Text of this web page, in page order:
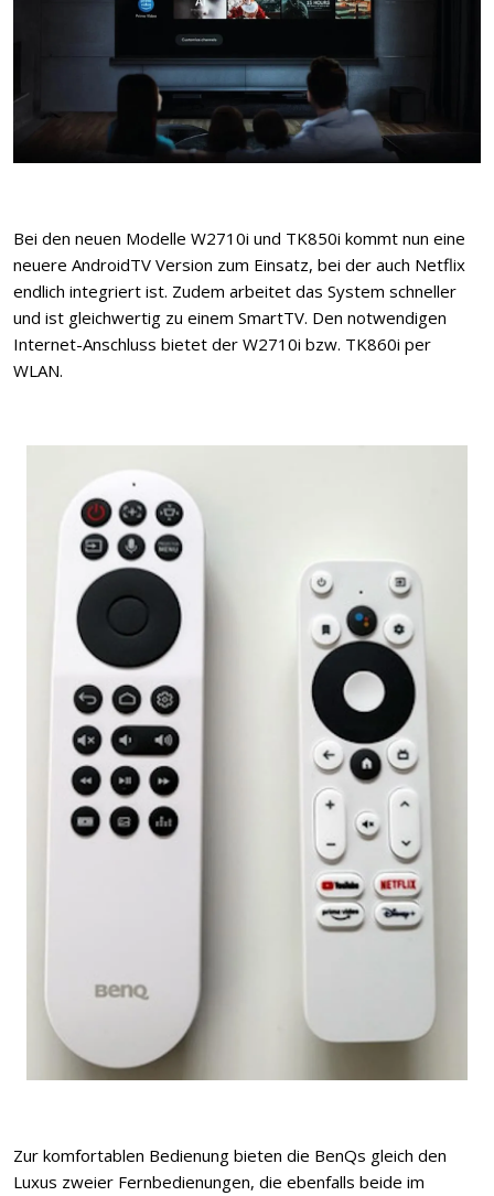
Bei den neuen Modelle W2710i und TK850i kommt nun eine
neuere AndroidTV Version zum Einsatz, bei der auch Netflix
endlich integriert ist. Zudem arbeitet das System schneller
und ist gleichwertig zu einem SmartTV. Den notwendigen
Internet-Anschluss bietet der W2710i bzw. TK860i per
WLAN.
Zur komfortablen Bedienung bieten die BenQs gleich den
Luxus zweier Fernbedienungen, die ebenfalls beide im